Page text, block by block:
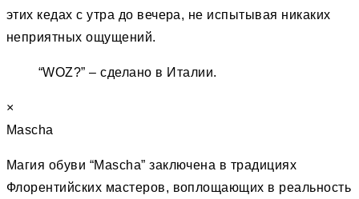
этих кедах с утра до вечера, не испытывая никаких
неприятных ощущений.
“WOZ?” – сделано в Италии.
×
Mascha
Магия обуви “Mascha” заключена в традициях
Флорентийских мастеров, воплощающих в реальность